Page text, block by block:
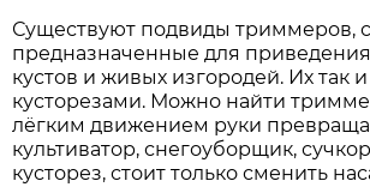
Существуют подвиды триммеров,
предназначенные для
кустов и живых изгородей. Их так
кусторезами. Можно найти
лёгким движением руки
культиватор, снегоуборщик,
кусторез, стоит только сменить